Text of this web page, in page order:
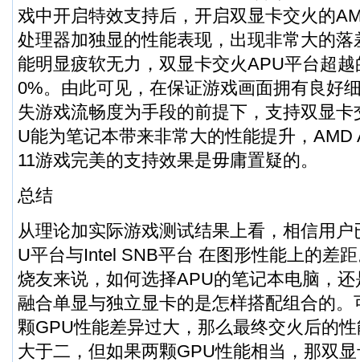
戏中开启特效支持后，开启双显卡交火的
处理器加独显的性能表现，出现非常大的
能明显疲软无力，双显卡交火APU平台超
0%。由此可见，在保证游戏画面拥有良好
失游戏流畅度为手段的前提下，支持双显
U能为笔记本带来非常大的性能提升，
11游戏完美的支持效果是毋庸置疑的。
总结
从理论加实际游戏测试结果上看，相信用
U平台与Intel SNB平台 在图形性能上的差
烧友来说，如何选择APU的笔记本电脑，
融合单显与独立显卡的是怎样搭配组合的
颗GPU性能差异过大，那么最终交火后的
大于二，但如果两颗GPU性能相当，那双